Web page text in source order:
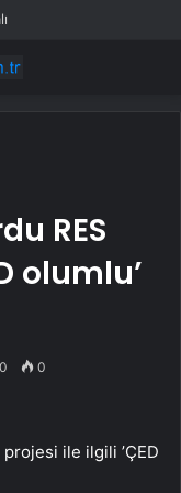
RES
olumlu’
0 0
ile ilgili ’ÇED